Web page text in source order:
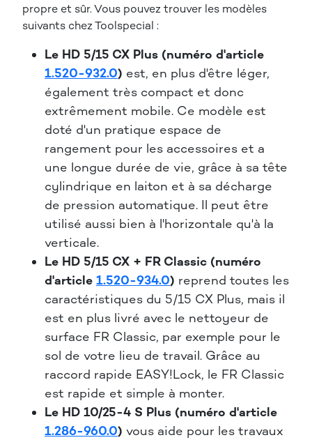
propre et sûr. Vous pouvez trouver les modèles
suivants chez Toolspecial :
Le HD 5/15 CX Plus (numéro d'article
1.520-932.0) est, en plus d'être léger,
également très compact et donc
extrêmement mobile. Ce modèle est
doté d'un pratique espace de
rangement pour les accessoires et a
une longue durée de vie, grâce à sa tête
cylindrique en laiton et à sa décharge
de pression automatique. Il peut être
utilisé aussi bien à l'horizontale qu'à la
verticale.
Le HD 5/15 CX + FR Classic (numéro
d'article 1.520-934.0) reprend toutes les
caractéristiques du 5/15 CX Plus, mais il
est en plus livré avec le nettoyeur de
surface FR Classic, par exemple pour le
sol de votre lieu de travail. Grâce au
raccord rapide EASY!Lock, le FR Classic
est rapide et simple à monter.
Le HD 10/25-4 S Plus (numéro d'article
1.286-960.0) vous aide pour les travaux